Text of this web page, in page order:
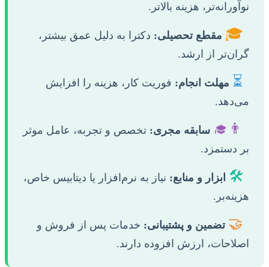
نوآورانه‌تر، هزینه بالاتر.
🎓 مقطع تحصیلی: دکترا به دلیل عمق بیشتر،
گران‌تر از ارشد.
⏳ مهلت انجام: فوریت کار، هزینه را افزایش
می‌دهد.
👨‍🎓 سابقه مجری: تخصص و تجربه، عامل موثر
بر دستمزد.
🛠️ ابزار و منابع: نیاز به نرم‌افزار یا دیتابیس خاص،
هزینه‌بر.
🤝 تضمین و پشتیبانی: خدمات پس از فروش و
اصلاحات، ارزش افزوده دارند.